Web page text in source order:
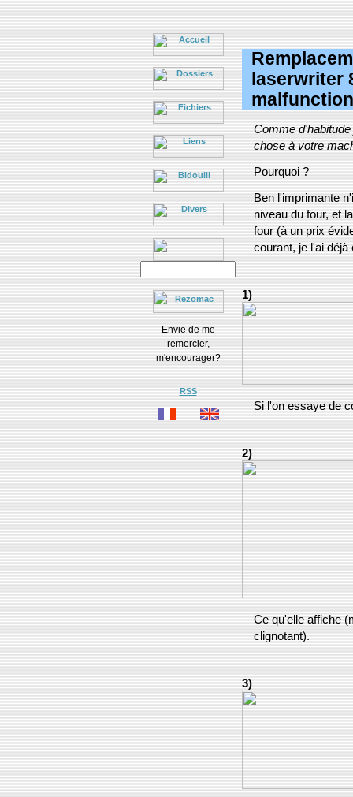
Envie de me
remercier,
m'encourager?
RSS
laserwriter
Comme
chose à votre
Pourquoi ?
Ben l'imprimante
niveau du four, et
four (à un prix
courant, je l'ai
1)
Si l'on essaye de
2)
Ce qu'elle affiche
clignotant).
3)